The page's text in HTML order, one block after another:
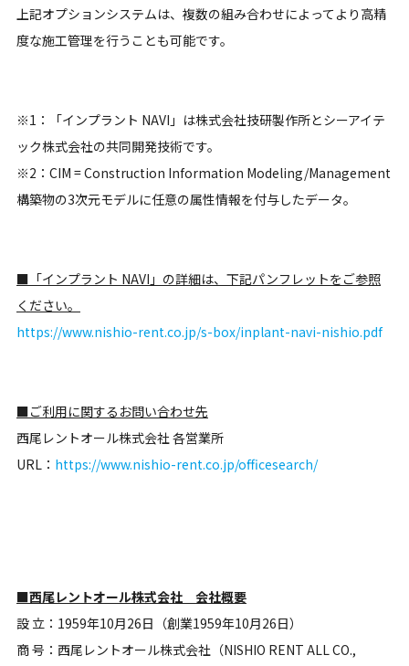
上記オプションシステムは、複数の組み合わせによってより高精
度な施工管理を行うことも可能です。
※1：「インプラント NAVI」は株式会社技研製作所とシーアイテ
ック株式会社の共同開発技術です。
※2：CIM = Construction Information Modeling/Management
構築物の3次元モデルに任意の属性情報を付与したデータ。
■「インプラント NAVI」の詳細は、下記パンフレットをご参照
ください。
https://www.nishio-rent.co.jp/s-box/inplant-navi-nishio.pdf
■ご利用に関するお問い合わせ先
西尾レントオール株式会社 各営業所
URL： https://www.nishio-rent.co.jp/officesearch/
■西尾レントオール株式会社 会社概要
設 立：1959年10月26日（創業1959年10月26日）
商 号：西尾レントオール株式会社（NISHIO RENT ALL CO.,